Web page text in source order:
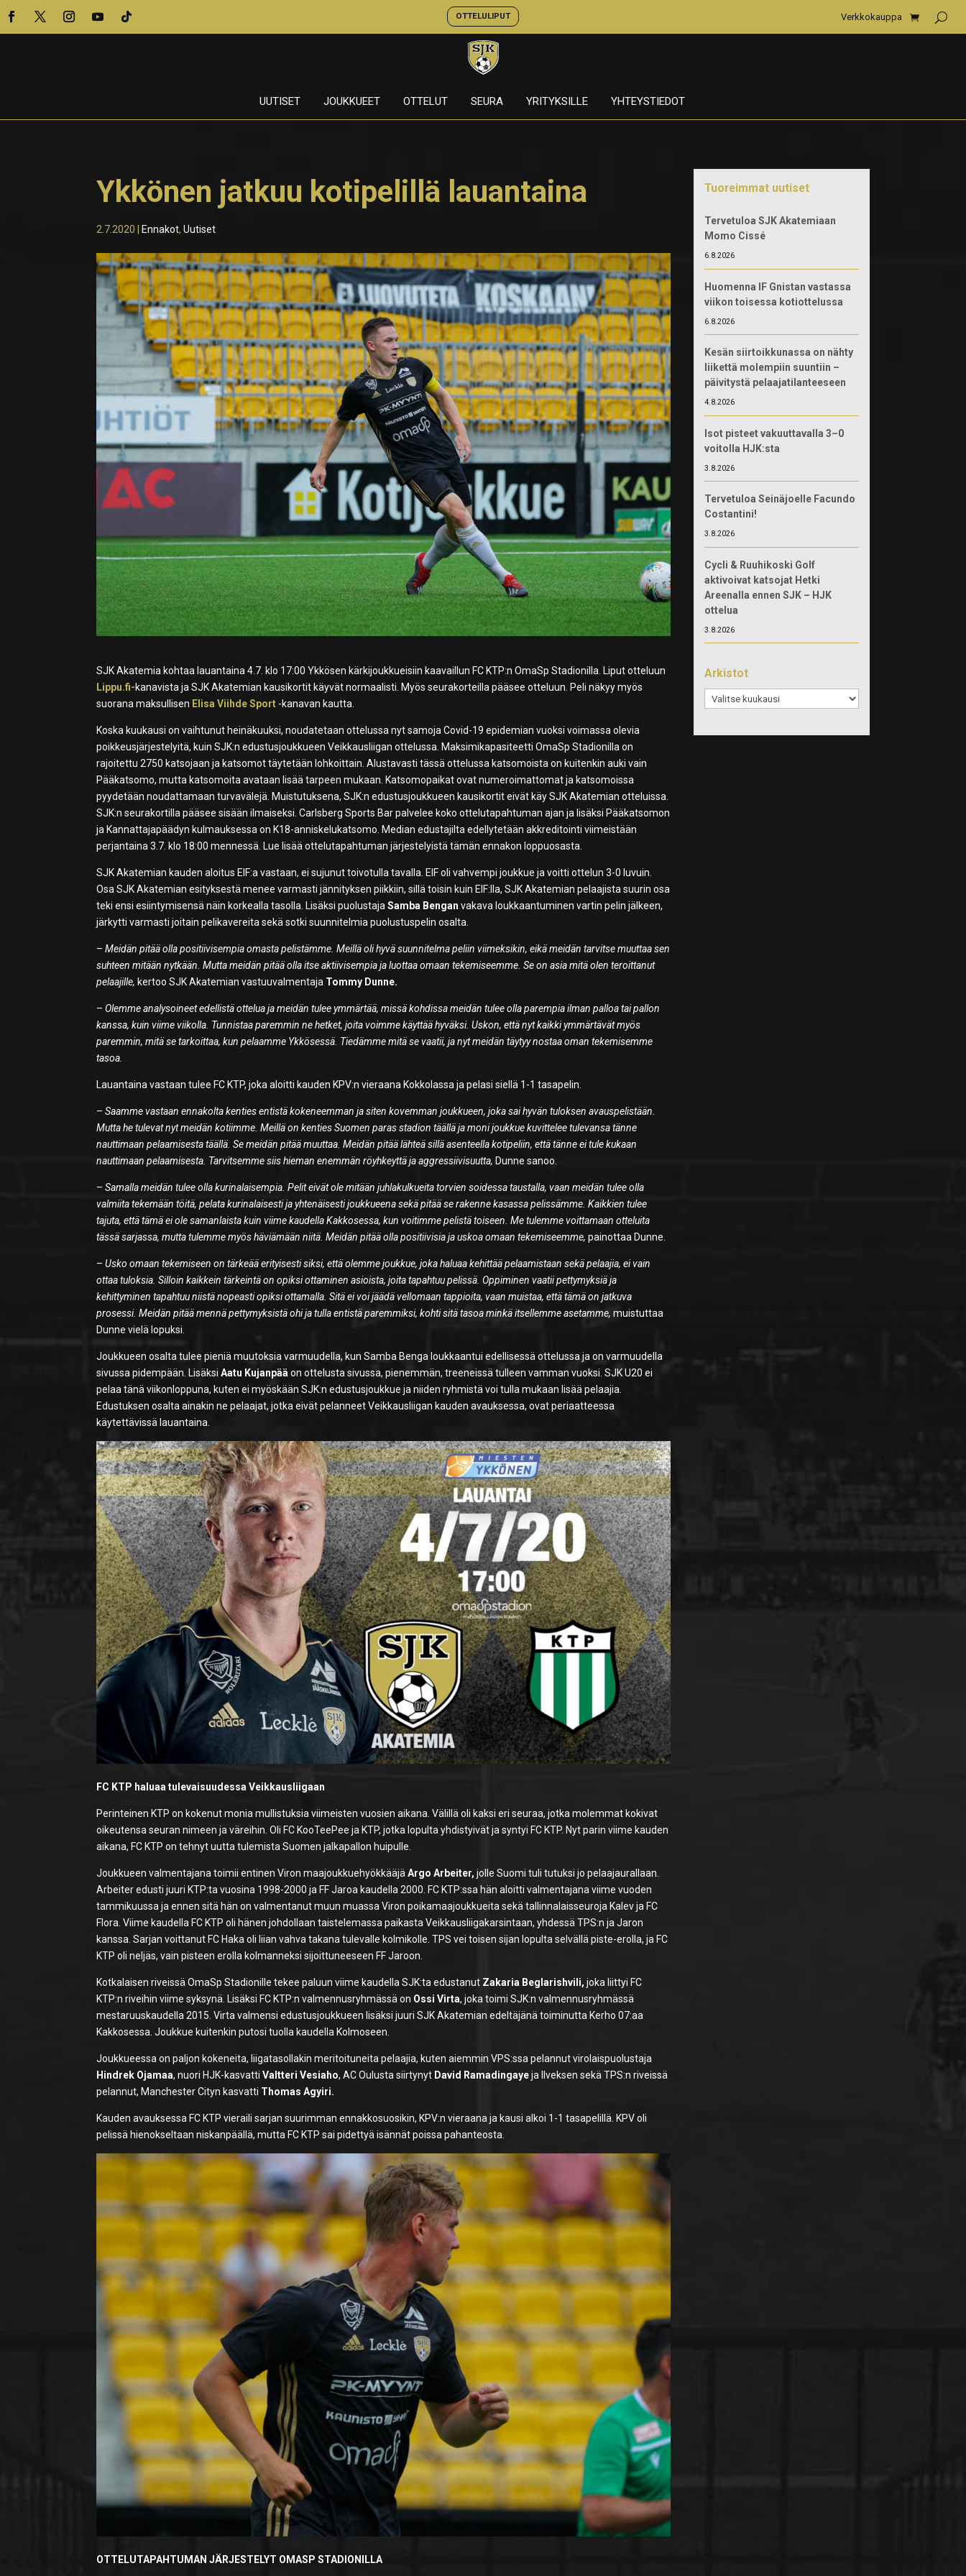
OTTELULIPUT Verkkokauppa
UUTISET JOUKKUEET OTTELUT SEURA YRITYKSILLE YHTEYSTIEDOT
Ykkönen jatkuu kotipelillä lauantaina
2.7.2020 Ennakot,Uutiset
SJK Akatemia kohtaa lauantaina 4.7. klo 17:00 Ykkösen kärkijoukkueisiin kaavaillun FC KTP:n OmaSp Stadionilla. Liput otteluun
Lippu.fi-kanavista ja SJK Akatemian kausikortit käyvät normaalisti. Myös seurakorteilla pääsee otteluun. Peli näkyy myös
suorana maksullisen Elisa Viihde Sport -kanavan kautta.
Koska kuukausi on vaihtunut heinäkuuksi, noudatetaan ottelussa nyt samoja Covid-19 epidemian vuoksi voimassa olevia
poikkeusjärjestelyitä, kuin SJK:n edustusjoukkueen Veikkausliigan ottelussa. Maksimikapasiteetti OmaSp Stadionilla on
rajoitettu 2750 katsojaan ja katsomot täytetään lohkoittain. Alustavasti tässä ottelussa katsomoista on kuitenkin auki vain
Pääkatsomo, mutta katsomoita avataan lisää tarpeen mukaan. Katsomopaikat ovat numeroimattomat ja katsomoissa
pyydetään noudattamaan turvavälejä. Muistutuksena, SJK:n edustusjoukkueen kausikortit eivät käy SJK Akatemian otteluissa.
SJK:n seurakortilla pääsee sisään ilmaiseksi. Carlsberg Sports Bar palvelee koko ottelutapahtuman ajan ja lisäksi Pääkatsomon
ja Kannattajapäädyn kulmauksessa on K18-anniskelukatsomo. Median edustajilta edellytetään akkreditointi viimeistään
perjantaina 3.7. klo 18:00 mennessä. Lue lisää ottelutapahtuman järjestelyistä tämän ennakon loppuosasta.
SJK Akatemian kauden aloitus EIF:a vastaan, ei sujunut toivotulla tavalla. EIF oli vahvempi joukkue ja voitti ottelun 3-0 luvuin.
Osa SJK Akatemian esityksestä menee varmasti jännityksen piikkiin, sillä toisin kuin EIF:lla, SJK Akatemian pelaajista suurin osa
teki ensi esiintymisensä näin korkealla tasolla. Lisäksi puolustajaSamba Bengan vakava loukkaantuminen vartin pelin jälkeen,
järkytti varmasti joitain pelikavereita sekä sotki suunnitelmia puolustuspelin osalta.
–Meidän pitää olla positiivisempia omasta pelistämme. Meillä oli hyvä suunnitelma peliin viimeksikin, eikä meidän tarvitse muuttaa sen
suhteen mitään nytkään. Mutta meidän pitää olla itse aktiivisempia ja luottaa omaan tekemiseemme. Se on asia mitä olen teroittanut
pelaajille, kertoo SJK Akatemian vastuuvalmentaja Tommy Dunne.
–Olemme analysoineet edellistä ottelua ja meidän tulee ymmärtää, missä kohdissa meidän tulee olla parempia ilman palloa tai pallon
kanssa, kuin viime viikolla. Tunnistaa paremmin ne hetket, joita voimme käyttää hyväksi. Uskon, että nyt kaikki ymmärtävät myös
paremmin, mitä se tarkoittaa, kun pelaamme Ykkösessä. Tiedämme mitä se vaatii, ja nyt meidän täytyy nostaa oman tekemisemme
tasoa.
Lauantaina vastaan tulee FC KTP, joka aloitti kauden KPV:n vieraana Kokkolassa ja pelasi siellä 1-1 tasapelin.
–Saamme vastaan ennakolta kenties entistä kokeneemman ja siten kovemman joukkueen, joka sai hyvän tuloksen avauspelistään.
Mutta he tulevat nyt meidän kotiimme. Meillä on kenties Suomen paras stadion täällä ja moni joukkue kuvittelee tulevansa tänne
nauttimaan pelaamisesta täällä. Se meidän pitää muuttaa. Meidän pitää lähteä sillä asenteella kotipeliin, että tänne ei tule kukaan
nauttimaan pelaamisesta. Tarvitsemme siis hieman enemmän röyhkeyttä ja aggressiivisuutta, Dunne sanoo.
–Samalla meidän tulee olla kurinalaisempia. Pelit eivät ole mitään juhlakulkueita torvien soidessa taustalla, vaan meidän tulee olla
valmiita tekemään töitä, pelata kurinalaisesti ja yhtenäisesti joukkueena sekä pitää se rakenne kasassa pelissämme. Kaikkien tulee
tajuta, että tämä ei ole samanlaista kuin viime kaudella Kakkosessa, kun voitimme pelistä toiseen. Me tulemme voittamaan otteluita
tässä sarjassa, mutta tulemme myös häviämään niitä. Meidän pitää olla positiivisia ja uskoa omaan tekemiseemme, painottaa Dunne.
–Usko omaan tekemiseen on tärkeää erityisesti siksi, että olemme joukkue, joka haluaa kehittää pelaamistaan sekä pelaajia, ei vain
ottaa tuloksia. Silloin kaikkein tärkeintä on opiksi ottaminen asioista, joita tapahtuu pelissä. Oppiminen vaatii pettymyksiä ja
kehittyminen tapahtuu niistä nopeasti opiksi ottamalla. Sitä ei voi jäädä vellomaan tappioita, vaan muistaa, että tämä on jatkuva
prosessi. Meidän pitää mennä pettymyksistä ohi ja tulla entistä paremmiksi, kohti sitä tasoa minkä itsellemme asetamme, muistuttaa
Dunne vielä lopuksi.
Joukkueen osalta tulee pieniä muutoksia varmuudella, kun Samba Benga loukkaantui edellisessä ottelussa ja on varmuudella
sivussa pidempään. LisäksiAatu Kujanpää on ottelusta sivussa, pienemmän, treeneissä tulleen vamman vuoksi. SJK U20 ei
pelaa tänä viikonloppuna, kuten ei myöskään SJK:n edustusjoukkue ja niiden ryhmistä voi tulla mukaan lisää pelaajia.
Edustuksen osalta ainakin ne pelaajat, jotka eivät pelanneet Veikkausliigan kauden avauksessa, ovat periaatteessa
käytettävissä lauantaina.
FC KTP haluaa tulevaisuudessa Veikkausliigaan
Perinteinen KTP on kokenut monia mullistuksia viimeisten vuosien aikana. Välillä oli kaksi eri seuraa, jotka molemmat kokivat
oikeutensa seuran nimeen ja väreihin. Oli FC KooTeePee ja KTP, jotka lopulta yhdistyivät ja syntyi FC KTP. Nyt parin viime kauden
aikana, FC KTP on tehnyt uutta tulemista Suomen jalkapallon huipulle.
Joukkueen valmentajana toimii entinen Viron maajoukkuehyökkääjäArgo Arbeiter, jolle Suomi tuli tutuksi jo pelaajaurallaan.
Arbeiter edusti juuri KTP:ta vuosina 1998-2000 ja FF Jaroa kaudella 2000. FC KTP:ssa hän aloitti valmentajana viime vuoden
tammikuussa ja ennen sitä hän on valmentanut muun muassa Viron poikamaajoukkueita sekä tallinnalaisseuroja Kalev ja FC
Flora. Viime kaudella FC KTP oli hänen johdollaan taistelemassa paikasta Veikkausliigakarsintaan, yhdessä TPS:n ja Jaron
kanssa. Sarjan voittanut FC Haka oli liian vahva takana tulevalle kolmikolle. TPS vei toisen sijan lopulta selvällä piste-erolla, ja FC
KTP oli neljäs, vain pisteen erolla kolmanneksi sijoittuneeseen FF Jaroon.
Kotkalaisen riveissä OmaSp Stadionille tekee paluun viime kaudella SJK:ta edustanut Zakaria Beglarishvili, joka liittyi FC
KTP:n riveihin viime syksynä. Lisäksi FC KTP:n valmennusryhmässä on Ossi Virta, joka toimi SJK:n valmennusryhmässä
mestaruuskaudella 2015. Virta valmensi edustusjoukkueen lisäksi juuri SJK Akatemian edeltäjänä toiminutta Kerho 07:aa
Kakkosessa. Joukkue kuitenkin putosi tuolla kaudella Kolmoseen.
Joukkueessa on paljon kokeneita, liigatasollakin meritoituneita pelaajia, kuten aiemmin VPS:ssa pelannut virolaispuolustaja
Hindrek Ojamaa, nuori HJK-kasvattiValtteri Vesiaho, AC Oulusta siirtynyt David Ramadingayeja Ilveksen sekä TPS:n riveissä
pelannut, Manchester Cityn kasvatti Thomas Agyiri.
Kauden avauksessa FC KTP vieraili sarjan suurimman ennakkosuosikin, KPV:n vieraana ja kausi alkoi 1-1 tasapelillä. KPV oli
pelissä hienokseltaan niskanpäällä, mutta FC KTP sai pidettyä isännät poissa pahanteosta.
OTTELUTAPAHTUMAN JÄRJESTELYT OMASP STADIONILLA
Tuoreimmat uutiset
Tervetuloa SJK Akatemiaan
Momo Cissé
6.8.2026
Huomenna IF Gnistan vastassa
viikon toisessa kotiottelussa
6.8.2026
Kesän siirtoikkunassa on nähty
liikettä molempiin suuntiin –
päivitystä pelaajatilanteeseen
4.8.2026
Isot pisteet vakuuttavalla 3–0
voitolla HJK:sta
3.8.2026
Tervetuloa Seinäjoelle Facundo
Costantini!
3.8.2026
Cycli & Ruuhikoski Golf
aktivoivat katsojat Hetki
Areenalla ennen SJK – HJK
ottelua
3.8.2026
Arkistot
Arkistot